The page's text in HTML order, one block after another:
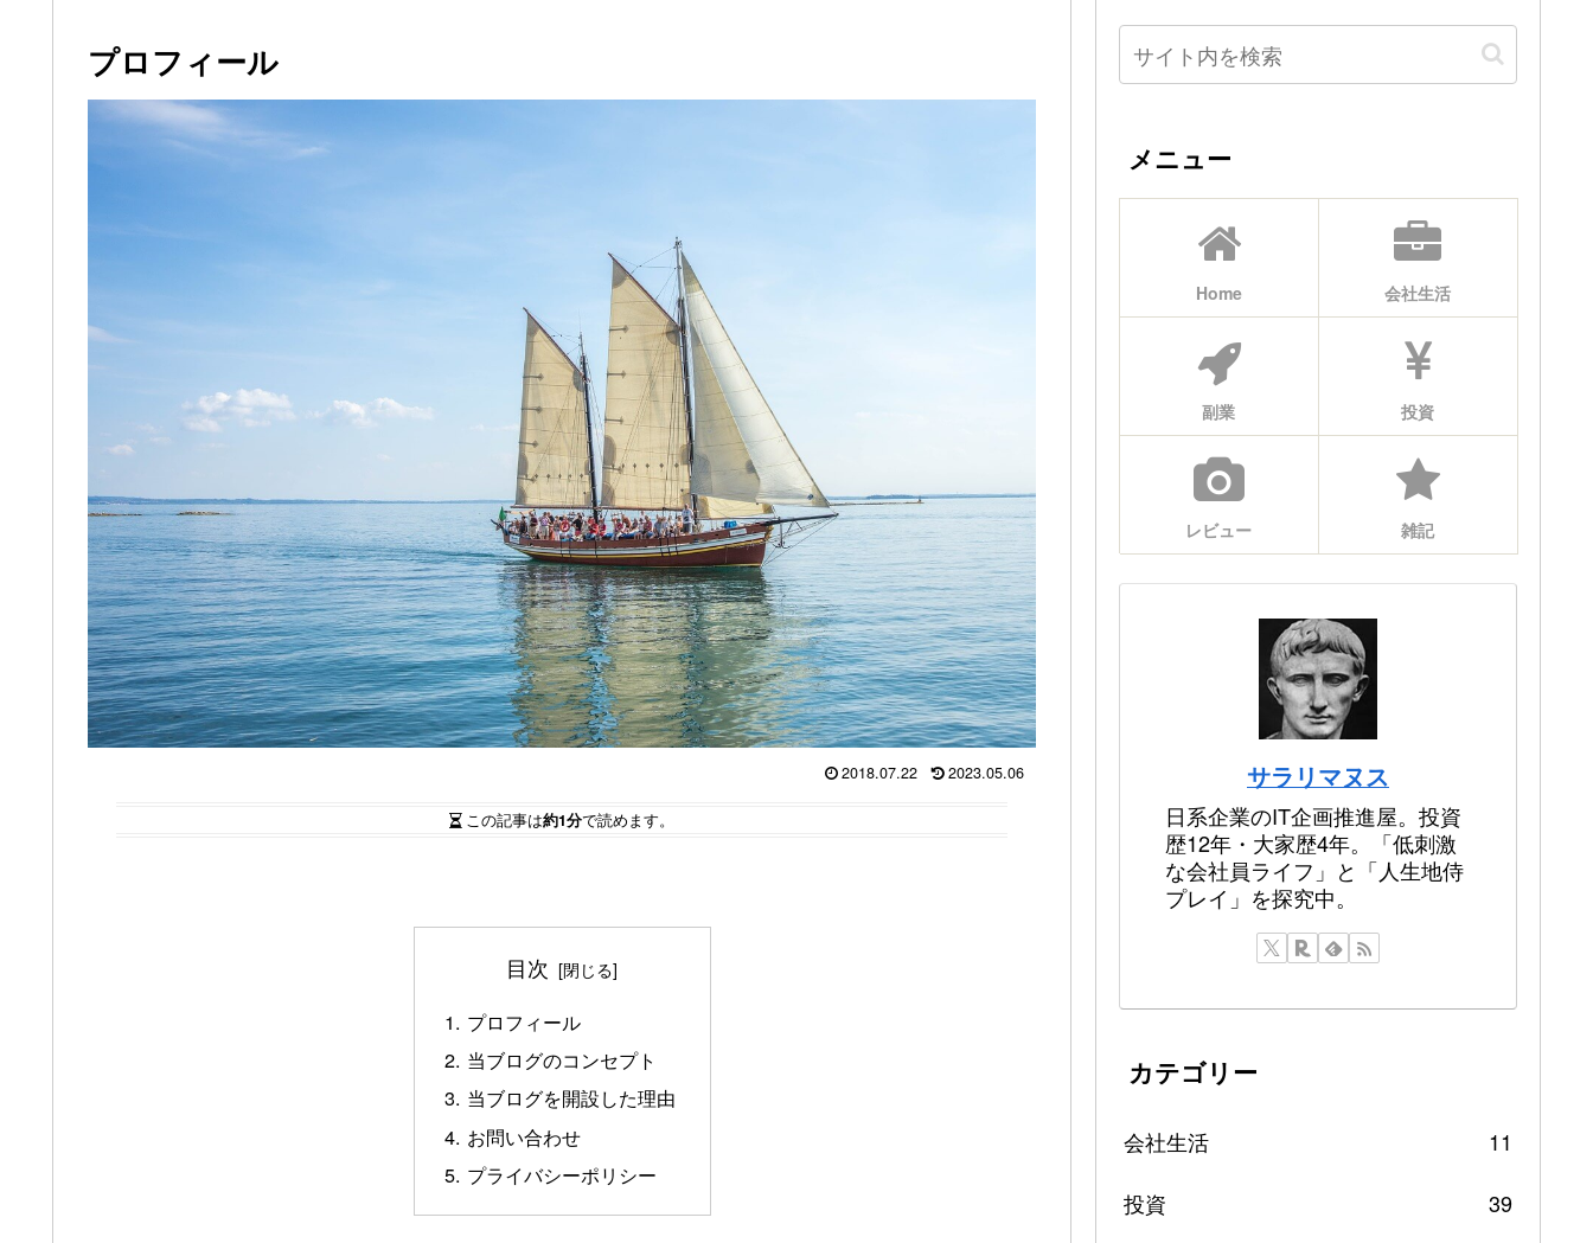
プロフィール
2018.07.22 2023.05.06
この記事は約1分で読めます。
目次
プロフィール
当ブログのコンセプト
当ブログを開設した理由
お問い合わせ
プライバシーポリシー
メニュー
Home 会社生活
副業 投資
レビュー 雑記
サラリマヌス
日系企業のIT企画推進屋。投資
歴12年・大家歴4年。「低刺激
な会社員ライフ」と「人生地侍
プレイ」を探究中。
カテゴリー
会社生活
11
投資
39